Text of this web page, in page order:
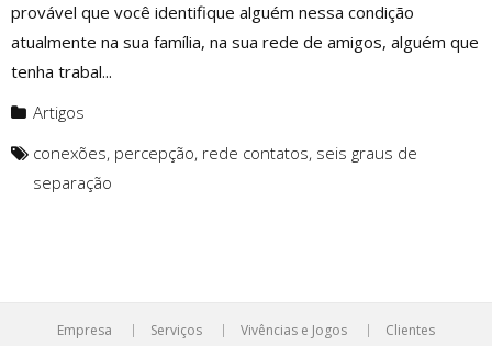
provável que você identifique alguém nessa condição
atualmente na sua família, na sua rede de amigos, alguém que
tenha trabal...
Artigos
conexões, percepção, rede contatos, seis graus de
separação
Empresa Serviços Vivências e Jogos Clientes